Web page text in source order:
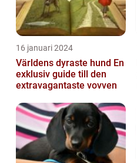
16 januari 2024
Världens dyraste hund En
exklusiv guide till den
extravagantaste vovven